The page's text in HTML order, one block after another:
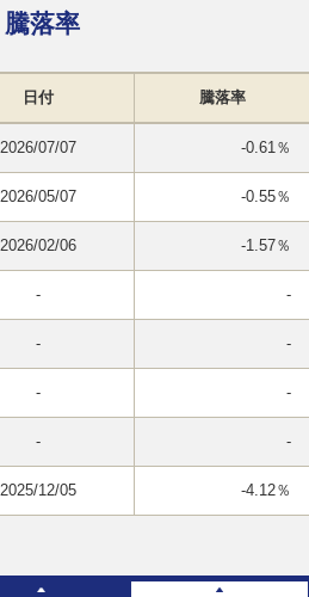
騰落率
日付 騰落率
2026/07/07 -0.61％
2026/05/07 -0.55％
2026/02/06 -1.57％
- -
- -
- -
- -
2025/12/05 -4.12％